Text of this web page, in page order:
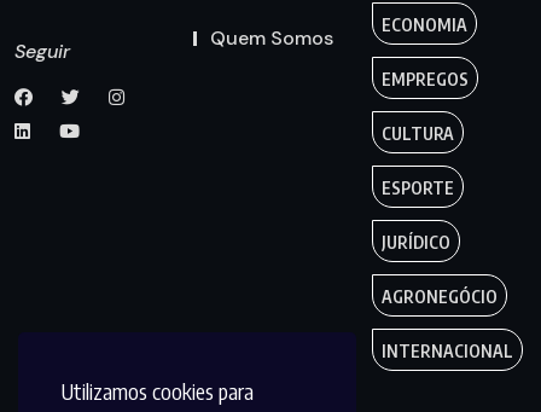
Utilizamos cookies para
Seguir
Quem Somos
ECONOMIA
EMPREGOS
CULTURA
ESPORTE
JURÍDICO
AGRONEGÓCIO
INTERNACIONAL